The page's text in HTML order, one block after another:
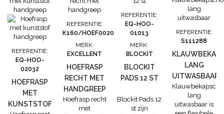
REFERENTIE:
EQ-HOO-
02032
HOEFRASP
MET
KUNSTSTOF
REFERENTIE:
K160/HOEF0020
MERK:
EXCELLENT
HOEFRASP
RECHT MET
HANDGREEP
Hoefrasp recht
met
REFERENTIE:
EQ-HOO-
01013
MERK:
BLOCKIT
BLOCKIT
PADS 12 ST
Blockit Pads 12
st zijn
REFERENTIE:
S111288
LANG
UITWASBAAR
lang
uitwasbaar is